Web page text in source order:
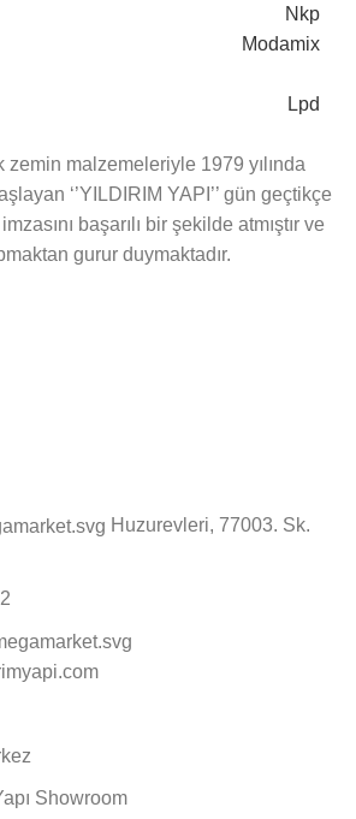
Nkp
Modamix
Lpd
zemin malzemeleriyle 1979 yılında
‘’YILDIRIM YAPI’’ gün geçtikçe
başarılı bir şekilde atmıştır ve
gurur duymaktadır.
Huzurevleri, 77003. Sk.
Showroom